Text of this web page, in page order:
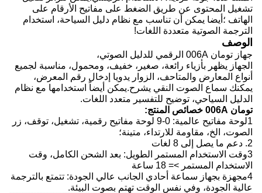
تشغيل المحتوى عن طريق الضغط على مفاتيح الأرقام على
الهاتف ؛أيضا يمكن أن تناسب مع نظام دليل السياحة، استخدام
الترجمة الصوتية متعددة اللغات!
الوصف
جهاز تومان 006A الرقمي للدليل الصوتي،
الجهاز يظهر بأزياء رائعة، صغير، خفيف، ومحمول، مناسبة لجميع
أنواع المعارض والمتاحف، الزوار يدويا إدخال رقم المعرض،
يمكنك سماع الصوت النقي يشرح.يمكن أيضاً استخدامها مع نظام
الدليل السياحي، توضيح للتفسير متعدد اللغات.
تومان 006A خصائص المنتج:
1لوحة مفاتيح عالمية: 0-9 لوحة مفاتيح رقمية، تشغيل، توقف، زر
الصوت، الخ، مقاومة للارتداء، متينة؛
2. دعم ما يصل إلى 8 لغات
3وقت الاستخدام المستمر الطويل: بعد الشحن الكامل، وقت
الاستخدام المستمر >= 18 ساعة
4مجهزة بجهاز سماعة أحادي الجانب عالي الجودة: تتمتع بالترجمة
عالية الجودة، وفي نفس الوقت تهتم بصوت البيئة.